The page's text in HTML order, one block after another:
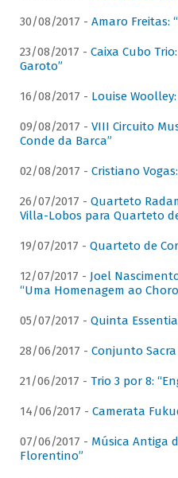
30/08/2017 - Amaro Freitas:
23/08/2017 - Caixa Cubo
Garoto”
16/08/2017 - Louise
09/08/2017 - VIII Circuito
Conde da Barca”
02/08/2017 - Cristiano
26/07/2017 - Quarteto
Villa-Lobos para Quarteto
19/07/2017 - Quarteto de
12/07/2017 - Joel
“Uma Homenagem ao
05/07/2017 - Quinta
28/06/2017 - Conjunto Sacra
21/06/2017 - Trio 3 por 8:
14/06/2017 - Camerata
07/06/2017 - Música Antiga
Florentino”